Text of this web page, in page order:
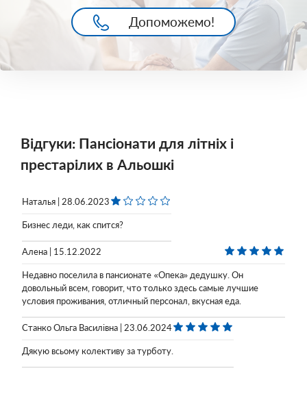
Допоможемо!
Відгуки: Пансіонати для літніх і
престарілих в Альошкі
Наталья | 28.06.2023
Бизнес леди, как спится?
Алена | 15.12.2022
Недавно поселила в пансионате «Опека» дедушку. Он
довольный всем, говорит, что только здесь самые лучшие
условия проживания, отличный персонал, вкусная еда.
Станко Ольга Василівна | 23.06.2024
Дякую всьому колективу за турботу.